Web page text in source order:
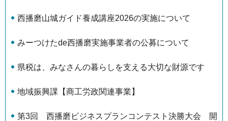
西播磨山城ガイド養成講座2026の実施について
みーつけたde西播磨実施事業者の公募について
県税は、みなさんの暮らしを支える大切な財源です
地域振興課【商工労政関連事業】
第3回 西播磨ビジネスプランコンテスト決勝大会 開